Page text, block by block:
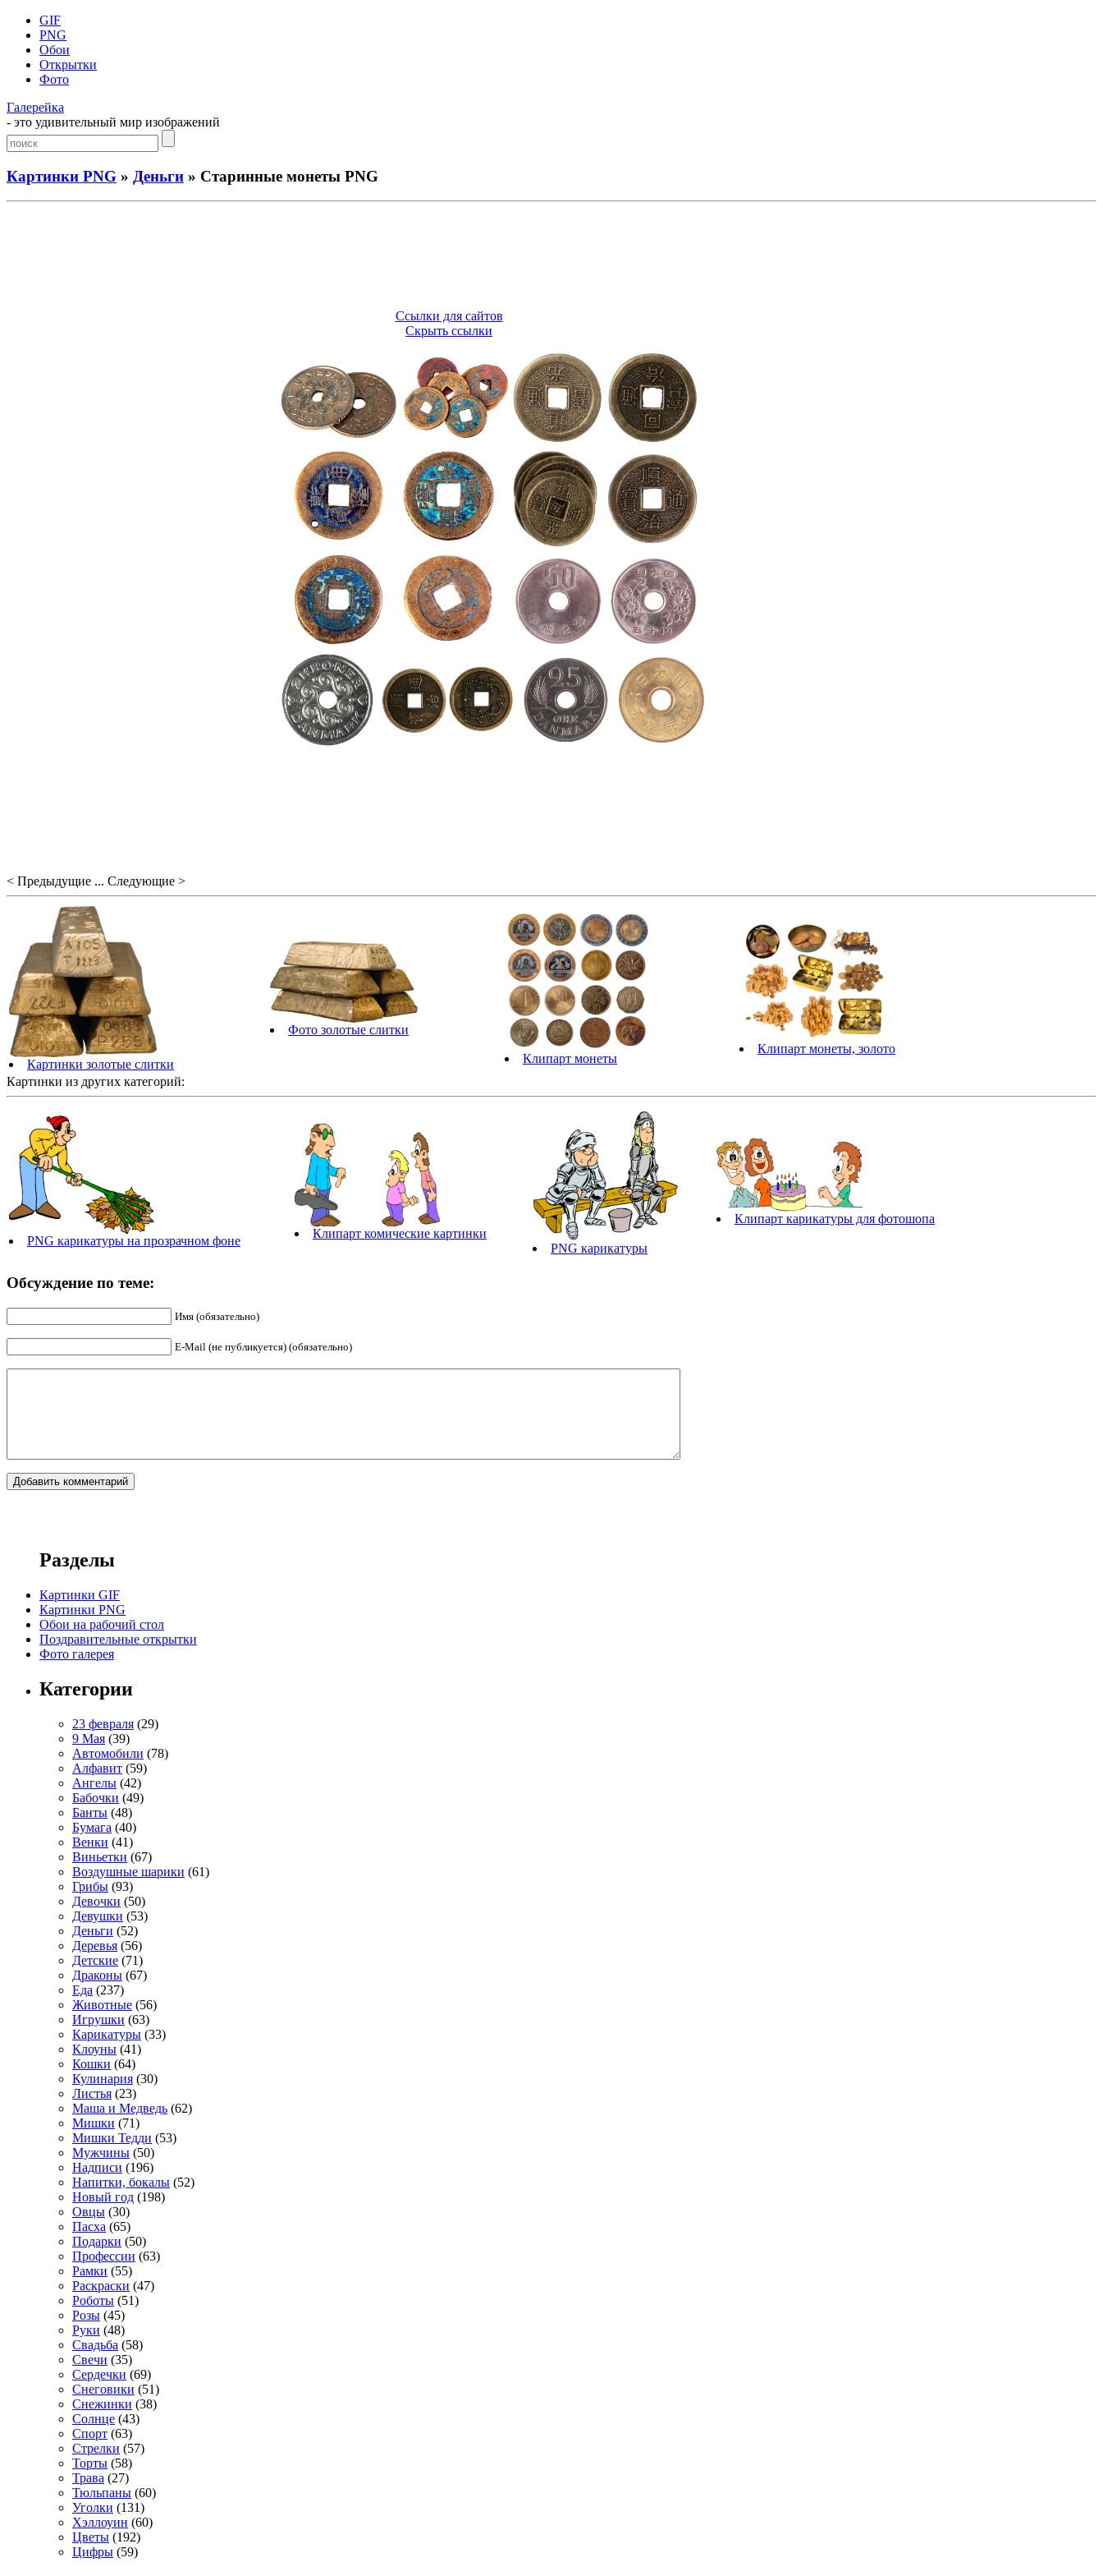
GIF
PNG
Обои
Открытки
Фото
Галерейка
- это удивительный мир изображений
Картинки PNG » Деньги » Старинные монеты PNG
Ссылки для сайтов
Скрыть ссылки
< Предыдущие ... Следующие >
Картинки золотые слитки
Фото золотые слитки
Клипарт монеты
Клипарт монеты, золото
Картинки из других категорий:
PNG карикатуры на прозрачном фоне
Клипарт комические картинки
PNG карикатуры
Клипарт карикатуры для фотошопа
Обсуждение по теме:
Имя (обязательно)
E-Mail (не публикуется) (обязательно)
Разделы
Картинки GIF
Картинки PNG
Обои на рабочий стол
Поздравительные открытки
Фото галерея
Категории
23 февраля (29)
9 Мая (39)
Автомобили (78)
Алфавит (59)
Ангелы (42)
Бабочки (49)
Банты (48)
Бумага (40)
Венки (41)
Виньетки (67)
Воздушные шарики (61)
Грибы (93)
Девочки (50)
Девушки (53)
Деньги (52)
Деревья (56)
Детские (71)
Драконы (67)
Еда (237)
Животные (56)
Игрушки (63)
Карикатуры (33)
Клоуны (41)
Кошки (64)
Кулинария (30)
Листья (23)
Маша и Медведь (62)
Мишки (71)
Мишки Тедди (53)
Мужчины (50)
Надписи (196)
Напитки, бокалы (52)
Новый год (198)
Овцы (30)
Пасха (65)
Подарки (50)
Профессии (63)
Рамки (55)
Раскраски (47)
Роботы (51)
Розы (45)
Руки (48)
Свадьба (58)
Свечи (35)
Сердечки (69)
Снеговики (51)
Снежинки (38)
Солнце (43)
Спорт (63)
Стрелки (57)
Торты (58)
Трава (27)
Тюльпаны (60)
Уголки (131)
Хэллоуин (60)
Цветы (192)
Цифры (59)